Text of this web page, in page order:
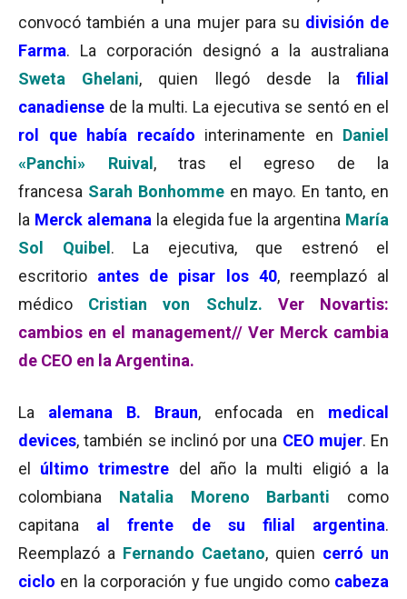
convocó también a una mujer para su división de
Farma. La corporación designó a la australiana
Sweta Ghelani, quien llegó desde lafilial
canadiense de la multi. La ejecutiva se sentó en el
rol que había recaído interinamente en Daniel
«Panchi» Ruival , tras el egreso de la
francesa Sarah Bonhomme en mayo. En tanto, en
la Merck alemana la elegida fue la argentina María
Sol Quibel . La ejecutiva, que estrenó el
escritorio antes de pisar los 40, reemplazó al
médico Cristian von Schulz.
Ver Novartis:
cambios en el management// Ver Merck cambia
de CEO en la Argentina.
La alemana B. Braun, enfocada en medical
devices, también se inclinó por una CEO mujer. En
el último trimestre del año la multi eligió a la
colombiana Natalia Moreno Barbanti como
capitana al frente de su filial argentina.
Reemplazó a Fernando Caetano, quien cerró un
ciclo en la corporación y fue ungido como cabeza